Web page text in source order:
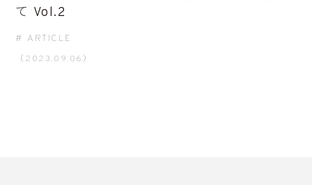
て Vol.2
ARTICLE
（2023.09.06）